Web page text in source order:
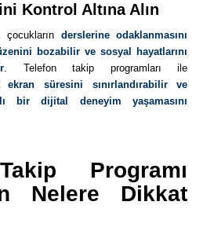
Kontrol Altına Alın
çocukların derslerine odaklanmasını
bozabilir ve sosyal hayatlarını
. Telefon takip programları ile
süresini sınırlandırabilir ve
bir dijital deneyim yaşamasını
Programı
Nelere Dikkat